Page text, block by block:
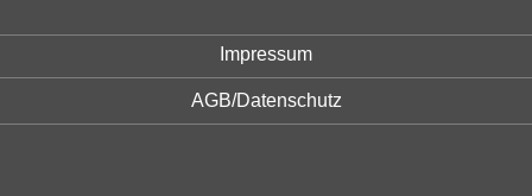
Impressum
AGB/Datenschutz